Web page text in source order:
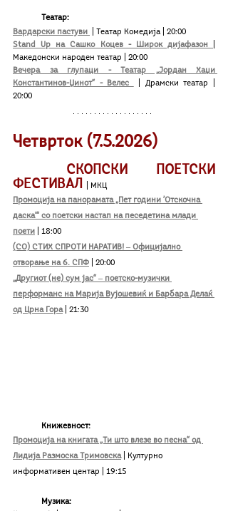
Театар:
Вардарски пастуви
| Театар Комедија | 20:00
Stand Up на Сашко Коцев - Широк дијафазон
Македонски народен театар | 20:00
Вечера за глупаци - Театар „Јордан Хаџи
Константинов-Џинот“ - Велес
| Драмски театар |
20:00
Четврток (7.5.2026)
СКОПСКИ ПОЕТСКИ
ФЕСТИВАЛ
| МКЦ
Промоција на панорамата „Пет години ’Отскочна
даска‘“ со поетски настап на песедетина млади
поети
| 18:00
(СО) СТИХ СПРОТИ НАРАТИВ! ‒ Официјално
отворање на 6. СПФ
| 20:00
„Другиот (не) сум јас“ ‒ поетско-музички
перформанс на Марија Вујошевиќ и Барбара Делаќ
од Црна Гора
| 21:30
Книжевност:
Промоција на книгата „Ти што влезе во песна“ од
Лидија Размоска Тримовска
| Културно
информативен центар | 19:15
Музика: